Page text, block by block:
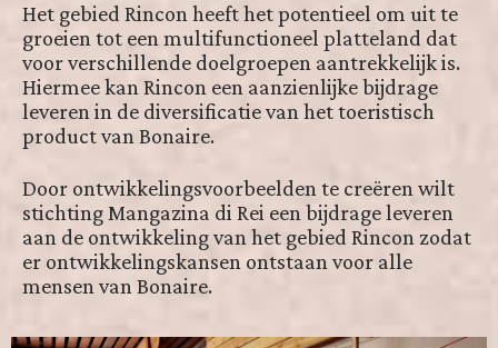
Het gebied Rincon heeft het potentieel om uit te
groeien tot een multifunctioneel platteland dat
voor verschillende doelgroepen aantrekkelijk is.
Hiermee kan Rincon een aanzienlijke bijdrage
leveren in de diversificatie van het toeristisch
product van Bonaire.
Door ontwikkelingsvoorbeelden te creëren wilt
stichting Mangazina di Rei een bijdrage leveren
aan de ontwikkeling van het gebied Rincon zodat
er ontwikkelingskansen ontstaan voor alle
mensen van Bonaire.